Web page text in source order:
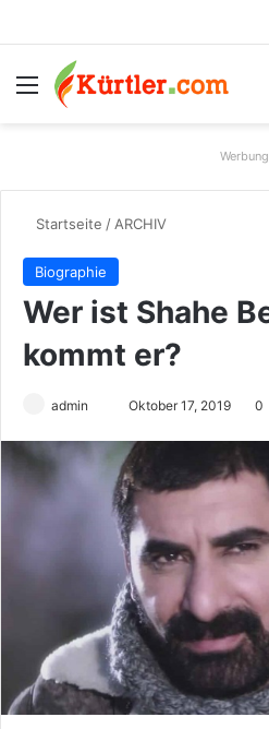
Menü
Werbung
Startseite / ARCHIV
Biographie
Wer ist Shahe
kommt er?
admin
i
e
E
Oktober 17, 2019 0